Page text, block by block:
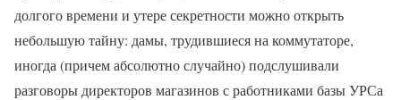
долгого времени и утере секретности можно открыть
небольшую тайну: дамы, трудившиеся на коммутаторе,
иногда (причем абсолютно случайно) подслушивали
разговоры директоров магазинов с работниками базы УРСа